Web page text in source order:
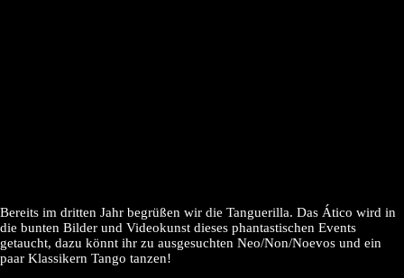
Bereits im dritten Jahr begrüßen wir die Tanguerilla. Das Ático wird in
die bunten Bilder und Videokunst dieses phantastischen Events
getaucht, dazu könnt ihr zu ausgesuchten Neo/Non/Noevos und ein
paar Klassikern Tango tanzen!